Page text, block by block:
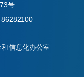
号
信息化办公室